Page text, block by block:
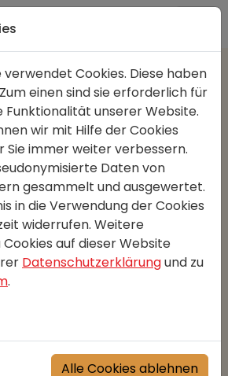
springen
Monatshit
aus Urdinkelmehl ist sehr
einer langen
Cookies. Diese haben
einen sind sie erforderlich für
Funktionalität unserer Website.
wir mit Hilfe der Cookies
Sie immer weiter verbessern.
Daten von
gesammelt und ausgewertet.
in die Verwendung der Cookies
widerrufen. Weitere
auf dieser Website
Datenschutzerklärungund zu
.
Alle Cookies ablehnen